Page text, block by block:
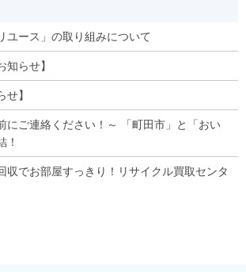
ユース」の取り組みについて
知らせ】
せ】
にご連絡ください！～ 「町田市」と「おい
！
収でお部屋すっきり！リサイクル買取センタ